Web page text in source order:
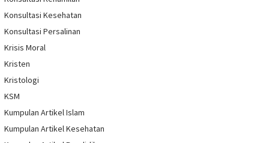
Konsultasi Kesehatan
Konsultasi Persalinan
Krisis Moral
Kristen
Kristologi
KSM
Kumpulan Artikel Islam
Kumpulan Artikel Kesehatan